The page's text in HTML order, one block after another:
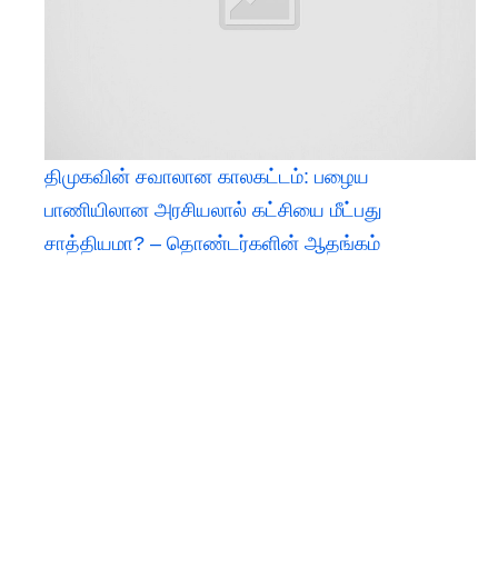
திமுகவின் சவாலான காலகட்டம்: பழைய
பாணியிலான அரசியலால் கட்சியை மீட்பது
சாத்தியமா? – தொண்டர்களின் ஆதங்கம்